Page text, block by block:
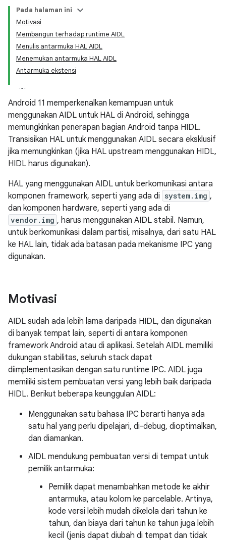
Pada halaman ini
Motivasi
Membangun terhadap runtime AIDL
Menulis antarmuka HAL AIDL
Menemukan antarmuka HAL AIDL
Antarmuka ekstensi
Android 11 memperkenalkan kemampuan untuk
menggunakan AIDL untuk HAL di Android, sehingga
memungkinkan penerapan bagian Android tanpa HIDL.
Transisikan HAL untuk menggunakan AIDL secara eksklusif
jika memungkinkan (jika HAL upstream menggunakan HIDL,
HIDL harus digunakan).
HAL yang menggunakan AIDL untuk berkomunikasi antara
komponen framework, seperti yang ada di system.img ,
dan komponen hardware, seperti yang ada di
vendor.img , harus menggunakan AIDL stabil. Namun,
untuk berkomunikasi dalam partisi, misalnya, dari satu HAL
ke HAL lain, tidak ada batasan pada mekanisme IPC yang
digunakan.
Motivasi
AIDL sudah ada lebih lama daripada HIDL, dan digunakan
di banyak tempat lain, seperti di antara komponen
framework Android atau di aplikasi. Setelah AIDL memiliki
dukungan stabilitas, seluruh stack dapat
diimplementasikan dengan satu runtime IPC. AIDL juga
memiliki sistem pembuatan versi yang lebih baik daripada
HIDL. Berikut beberapa keunggulan AIDL:
Menggunakan satu bahasa IPC berarti hanya ada
satu hal yang perlu dipelajari, di-debug, dioptimalkan,
dan diamankan.
AIDL mendukung pembuatan versi di tempat untuk
pemilik antarmuka:
Pemilik dapat menambahkan metode ke akhir
antarmuka, atau kolom ke parcelable. Artinya,
kode versi lebih mudah dikelola dari tahun ke
tahun, dan biaya dari tahun ke tahun juga lebih
kecil (jenis dapat diubah di tempat dan tidak